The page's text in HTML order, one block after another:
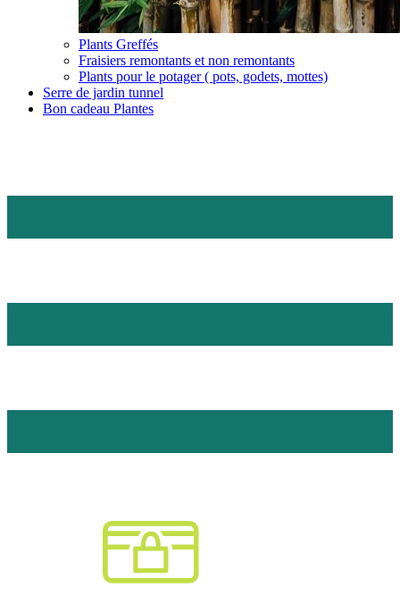
Plants Greffés
Fraisiers remontants et non remontants
Plants pour le potager ( pots, godets, mottes)
Serre de jardin tunnel
Bon cadeau Plantes